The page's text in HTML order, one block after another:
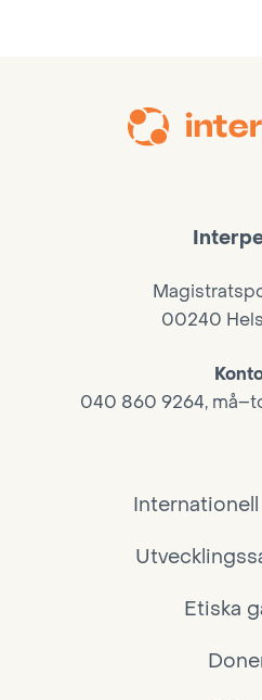
00240
040 860 9264,
Etiska